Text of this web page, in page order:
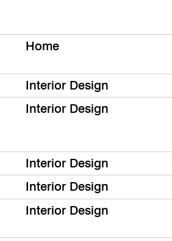
Home
Interior Design
Interior Design
Interior Design
Interior Design
Interior Design